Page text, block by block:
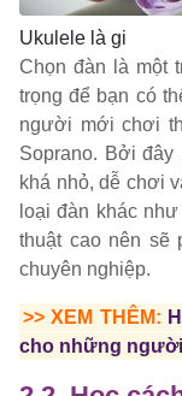
Ukulele là gi
Chọn đàn là một
trọng để bạn có
người mới chơi
Soprano. Bởi
khá nhỏ, dễ chơi
loại đàn khác
thuật cao nên
chuyên nghiệp.
>> XEM THÊM:
cho những